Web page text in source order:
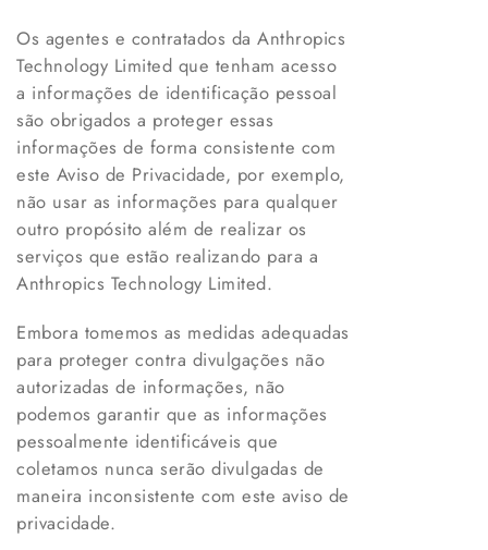
Os agentes e contratados da Anthropics
Technology Limited que tenham acesso
a informações de identificação pessoal
são obrigados a proteger essas
informações de forma consistente com
este Aviso de Privacidade, por exemplo,
não usar as informações para qualquer
outro propósito além de realizar os
serviços que estão realizando para a
Anthropics Technology Limited.
Embora tomemos as medidas adequadas
para proteger contra divulgações não
autorizadas de informações, não
podemos garantir que as informações
pessoalmente identificáveis que
coletamos nunca serão divulgadas de
maneira inconsistente com este aviso de
privacidade.